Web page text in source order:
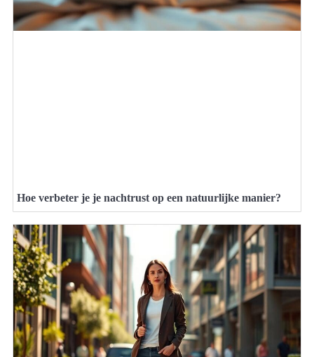
Hoe verbeter je je nachtrust op een natuurlijke manier?